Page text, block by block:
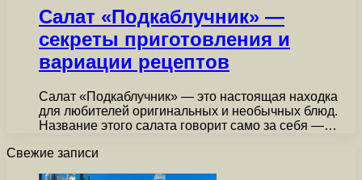
Салат «Подкаблучник» —
секреты приготовления и
вариации рецептов
Салат «Подкаблучник» — это настоящая находка
для любителей оригинальных и необычных блюд.
Название этого салата говорит само за себя —…
Свежие записи